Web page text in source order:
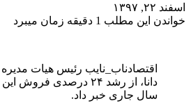
اسفند ۲۲, ۱۳۹۷
خواندن این مطلب 1 دقیقه زمان میبرد
اقتصادناب_نایب رئیس هیات
دانا، از رشد ۲۴ درصدی
سال جاری خبر داد.